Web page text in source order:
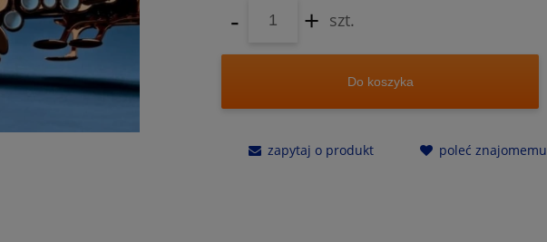
- + szt.
Do koszyka
zapytaj o produkt poleć znajomemu